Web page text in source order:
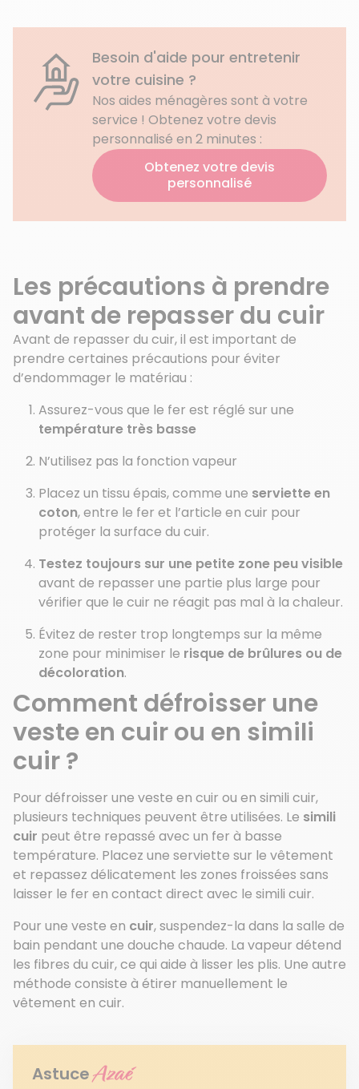
Besoin d'aide pour entretenir
votre cuisine ?
Nos aides ménagères sont à votre
service ! Obtenez votre devis
personnalisé en 2 minutes :
Obtenez votre devis
personnalisé
Les précautions à prendre
avant de repasser du cuir
Avant de repasser du cuir, il est important de
prendre certaines précautions pour éviter
d’endommager le matériau :
Assurez-vous que le fer est réglé sur une
température très basse
N’utilisez pas la fonction vapeur
Placez un tissu épais, comme une serviette en
coton, entre le fer et l’article en cuir pour
protéger la surface du cuir.
Testez toujours sur une petite zone peu visible
avant de repasser une partie plus large pour
vérifier que le cuir ne réagit pas mal à la chaleur.
Évitez de rester trop longtemps sur la même
zone pour minimiser le risque de brûlures ou de
décoloration.
Comment défroisser une
veste en cuir ou en simili
cuir ?
Pour défroisser une veste en cuir ou en simili cuir,
plusieurs techniques peuvent être utilisées. Le simili
cuir peut être repassé avec un fer à basse
température. Placez une serviette sur le vêtement
et repassez délicatement les zones froissées sans
laisser le fer en contact direct avec le simili cuir.
Pour une veste en cuir, suspendez-la dans la salle de
bain pendant une douche chaude. La vapeur détend
les fibres du cuir, ce qui aide à lisser les plis. Une autre
méthode consiste à étirer manuellement le
vêtement en cuir.
Astuce Azaé